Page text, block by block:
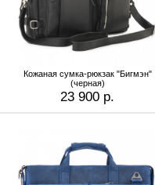
Кожаная сумка-рюкзак "Бигмэн"
(черная)
23 900 р.